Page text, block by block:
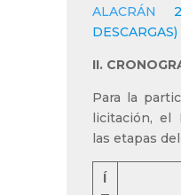
ALACRÁN
DESCARGAS)
II.
Para la
licitación, el
las etapas
Í